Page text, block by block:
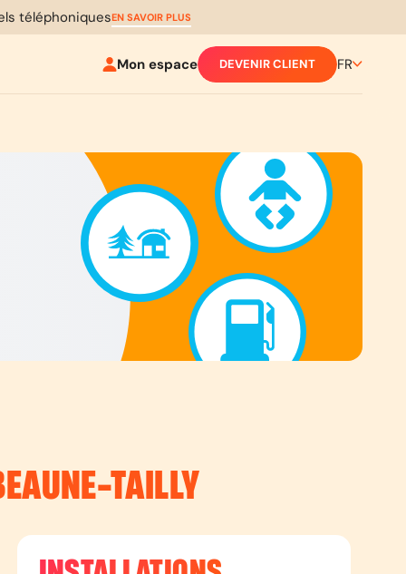
téléphoniquesEN SAVOIR PLUS
Mon espace DEVENIR CLIENT FR
TAILLY